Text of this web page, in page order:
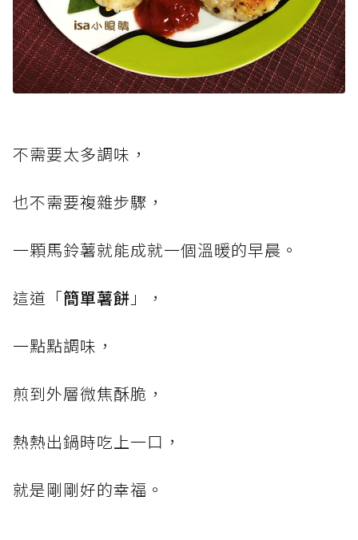
不需要太多調味，
也不需要複雜步驟，
一顆馬鈴薯就能成就一個溫暖的早晨。
這道「簡單薯餅 」，
一點點調味，
煎到外層微焦酥脆，
熱熱出鍋時吃上一口，
就是剛剛好的幸福。